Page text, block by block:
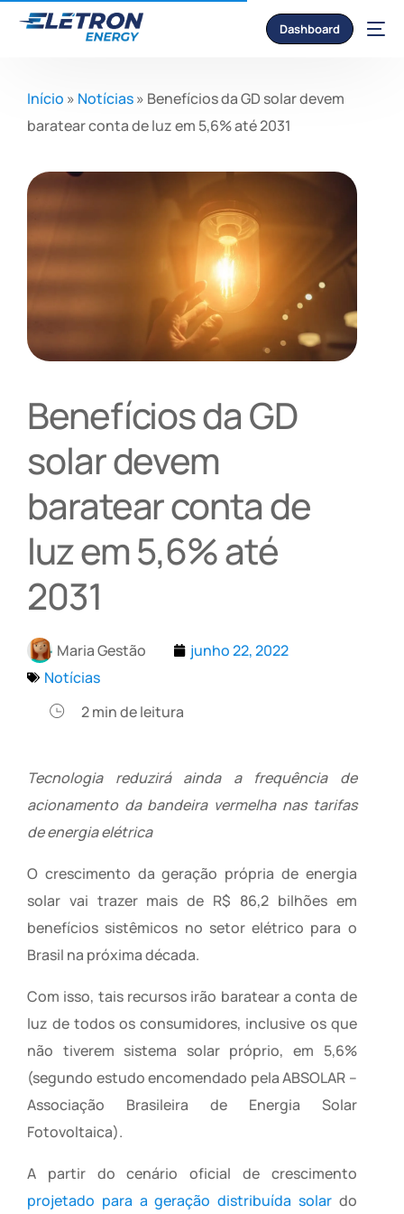
Dashboard
Início » Notícias» Benefícios da GD solar devem
baratear conta de luz em 5,6% até 2031
Benefícios da GD
solar devem
baratear conta de
luz em 5,6% até
2031
Maria Gestão
junho 22, 2022
Notícias
2min de leitura
Tecnologia reduzirá ainda a frequência de
acionamento da bandeira vermelha nas tarifas
de energia elétrica
O crescimento da geração própria de energia
solar vai trazer mais de R$ 86,2 bilhões em
benefícios sistêmicos no setor elétrico para o
Brasil na próxima década.
Com isso, tais recursos irão baratear a conta de
luz de todos os consumidores, inclusive os que
não tiverem sistema solar próprio, em 5,6%
(segundo estudo encomendado pela ABSOLAR –
Associação Brasileira de Energia Solar
Fotovoltaica).
A partir do cenário oficial de crescimento
projetado para a geração distribuída solardo